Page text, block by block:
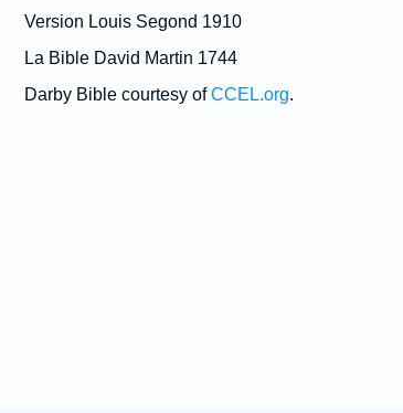
Version Louis Segond 1910
La Bible David Martin 1744
Darby Bible courtesy ofCCEL.org.